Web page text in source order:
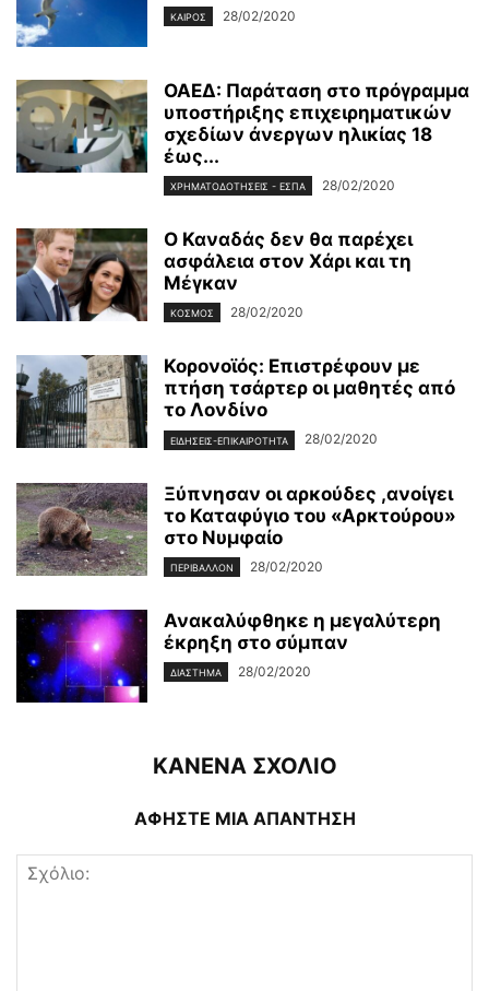
ΚΑΙΡΌΣ 28/02/2020
ΟΑΕΔ: Παράταση στο πρόγραμμα
υποστήριξης επιχειρηματικών
σχεδίων άνεργων ηλικίας 18
έως...
ΧΡΗΜΑΤΟΔΟΤΉΣΕΙΣ - ΕΣΠΑ 28/02/2020
Ο Καναδάς δεν θα παρέχει
ασφάλεια στον Χάρι και τη
Μέγκαν
ΚΌΣΜΟΣ 28/02/2020
Κορονοϊός: Επιστρέφουν με
πτήση τσάρτερ οι μαθητές από
το Λονδίνο
ΕΙΔΉΣΕΙΣ-ΕΠΙΚΑΙΡΌΤΗΤΑ 28/02/2020
Ξύπνησαν οι αρκούδες ,ανοίγει
το Καταφύγιο του «Αρκτούρου»
στο Νυμφαίο
ΠΕΡΙΒΆΛΛΟΝ 28/02/2020
Ανακαλύφθηκε η μεγαλύτερη
έκρηξη στο σύμπαν
ΔΙΆΣΤΗΜΑ 28/02/2020
ΚΑΝΕΝΑ ΣΧΟΛΙΟ
ΑΦΗΣΤΕ ΜΙΑ ΑΠΑΝΤΗΣΗ